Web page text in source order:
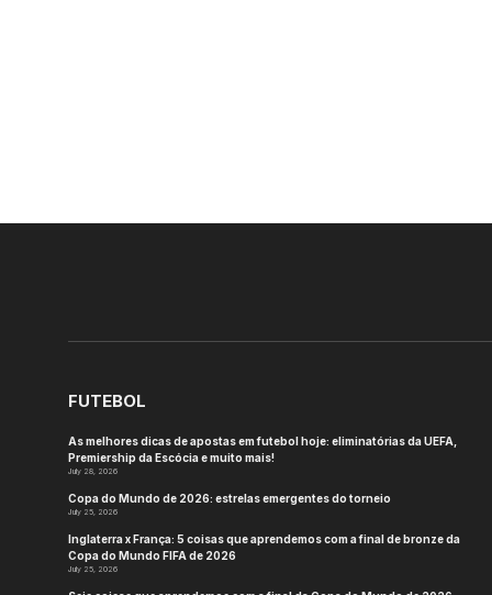
FUTEBOL
As melhores dicas de apostas em futebol hoje: eliminatórias da UEFA,
Premiership da Escócia e muito mais!
July 28, 2026
Copa do Mundo de 2026: estrelas emergentes do torneio
July 25, 2026
Inglaterra x França: 5 coisas que aprendemos com a final de bronze da
Copa do Mundo FIFA de 2026
July 25, 2026